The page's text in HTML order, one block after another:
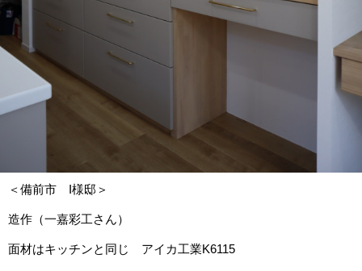
＜備前市 I様邸＞
造作（一嘉彩工さん）
面材はキッチンと同じ アイカ工業K6115